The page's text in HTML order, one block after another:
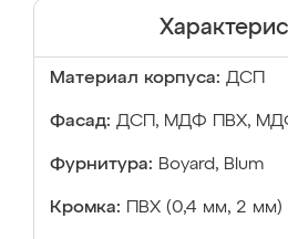
Материал корпуса: ДСП
Фасад: ДСП, МДФ ПВХ,
Фурнитура: Boyard, Blum
Кромка: ПВХ (0,4 мм, 2 мм)